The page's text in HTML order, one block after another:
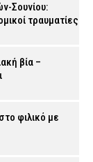
Σουνίου:
τραυματίες
βία –
φιλικό με